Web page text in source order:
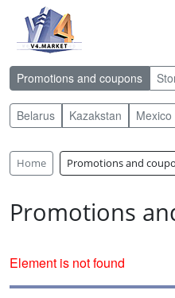
Promotions and coupons
Belarus Kazakstan Mexico
Home Promotions and
Promotions
Element is not found